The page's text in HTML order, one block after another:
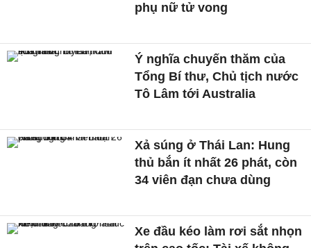
phụ nữ tử vong
Ý nghĩa chuyến thăm của
Tổng Bí thư, Chủ tịch nước
Tô Lâm tới Australia
Xả súng ở Thái Lan: Hung
thủ bắn ít nhất 26 phát, còn
34 viên đạn chưa dùng
Xe đầu kéo làm rơi sắt nhọn